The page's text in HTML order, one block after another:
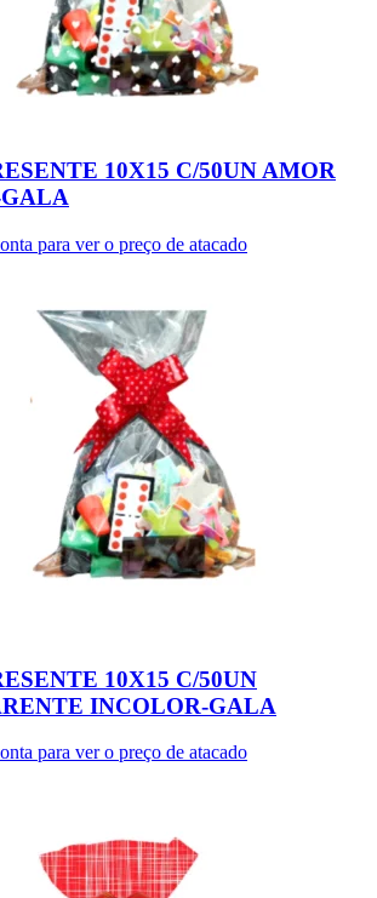
10X15 C/50UN AMOR
para ver o preço de atacado
10X15 C/50UN
INCOLOR-GALA
para ver o preço de atacado